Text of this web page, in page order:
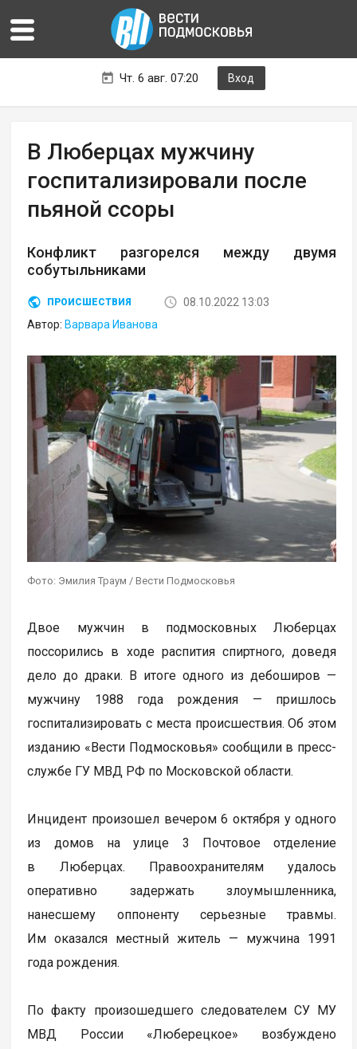
Чт. 6 авг. 07:20 Вход
В Люберцах мужчину
госпитализировали после
пьяной ссоры
Конфликт разгорелся между двумя
собутыльниками
ПРОИСШЕСТВИЯ
08.10.2022 13:03
Автор: Варвара Иванова
Фото: Эмилия Траум / Вести Подмосковья
Двое мужчин в подмосковных Люберцах
поссорились в ходе распития спиртного, доведя
дело до драки. В итоге одного из дебоширов —
мужчину 1988 года рождения — пришлось
госпитализировать с места происшествия. Об этом
изданию «Вести Подмосковья» сообщили в пресс-
службе ГУ МВД РФ по Московской области.
Инцидент произошел вечером 6 октября у одного
из домов на улице 3 Почтовое отделение
в Люберцах. Правоохранителям удалось
оперативно задержать злоумышленника,
нанесшему оппоненту серьезные травмы.
Им оказался местный житель — мужчина 1991
года рождения.
По факту произошедшего следователем СУ МУ
МВД России «Люберецкое» возбуждено